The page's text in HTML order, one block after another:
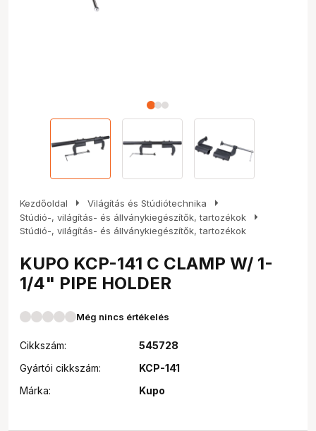
Kezdőoldal arrow_right Világítás és Stúdiótechnika arrow_right
Stúdió-, világítás- és állványkiegészítők, tartozékok arrow_right
Stúdió-, világítás- és állványkiegészítők, tartozékok
KUPO KCP-141 C CLAMP W/ 1-
1/4" PIPE HOLDER
Még nincs értékelés
Cikkszám:
545728
Gyártói cikkszám:
KCP-141
Márka:
Kupo